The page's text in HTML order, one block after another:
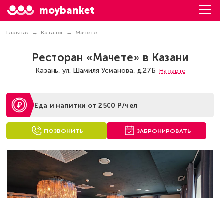
moybanket
Главная Каталог Мачете
Ресторан «Мачете» в Казани
Казань, ул. Шамиля Усманова, д.27Б На карте
Еда и напитки от 2500 Р/чел.
ПОЗВОНИТЬ ЗАБРОНИРОВАТЬ